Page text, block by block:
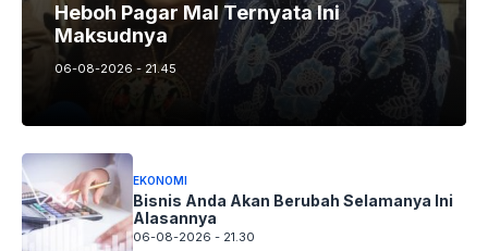
Heboh Pagar Mal Ternyata Ini
Maksudnya
06-08-2026 - 21.45
EKONOMI
Bisnis Anda Akan Berubah Selamanya Ini
Alasannya
06-08-2026 - 21.30